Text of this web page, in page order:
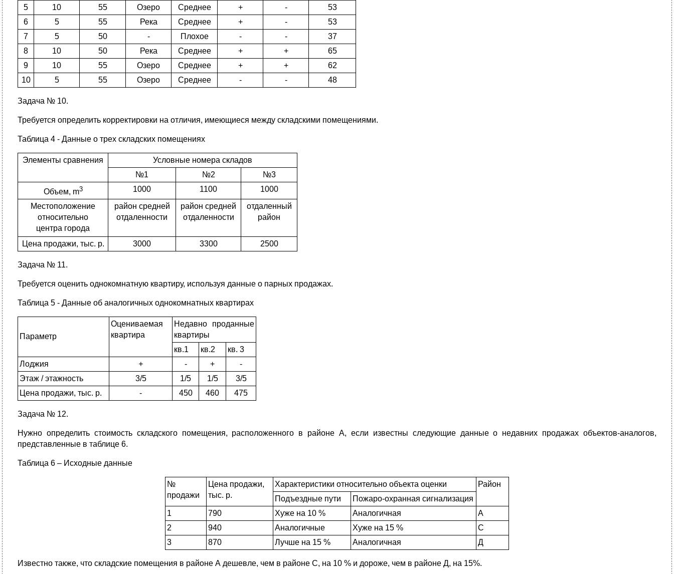
5
10 55 Озеро Среднее + -
53
6
5 55 Река Среднее + -
53
7
5 50 - Плохое - -
37
8
10 50 Река Среднее + +
65
9
10 55 Озеро Среднее + +
62
10
5 55 Озеро Среднее - - 48
Задача № 10.
Требуется определить корректи­ровки на отличия, имеющиеся между складски­ми помещениями.
Таблица 4 - Данные о трех складских помещениях
Элементы сравнения
Условные номера складов
№1
№2 №3
Объем, m3 1000 1100
1000
Местоположение
относительно
центра города
район средней
отдаленности
район средней
отдаленности
отдаленный
район
Цена продажи, тыс. р. 3000 3300 2500
Задача № 11.
Требуется оценить однокомнатную квартиру, используя данные о парных про­дажах.
Таблица 5 - Данные об аналогичных однокомнатных квартирах
Параметр
Оцениваемая
квартира
Недавно проданные
квартиры
кв.1
кв.2
кв. 3
Лоджия
+ - +
-
Этаж / этажность
3/5 1/5 1/5
3/5
Цена продажи, тыс. р.
- 450 460 475
Задача № 12.
Нужно определить стоимость складского помещения, расположенного в районе А, если известны следующие данные о недавних продажах объектов-аналогов,
представленные в таблице 6.
Таблица 6 – Исходные данные
№
продажи
Цена продажи,
тыс. р.
Характеристики относительно объекта оценки
Район
Подъездные пути
Пожаро-охранная сигнализация
1
790 Хуже на 10 % Аналогичная
А
2
940 Аналогичные Хуже на 15 %
С
3
870 Лучше на 15 % Аналогичная Д
Известно также, что складские помещения в районе А дешевле, чем в районе С, на 10 % и дороже, чем в районе Д, на 15%.